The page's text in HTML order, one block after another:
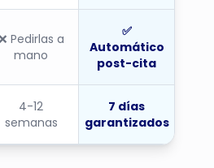
Pedirlas a
mano
✅
Automático
post-cita
4-12
semanas
7 días
garantizados